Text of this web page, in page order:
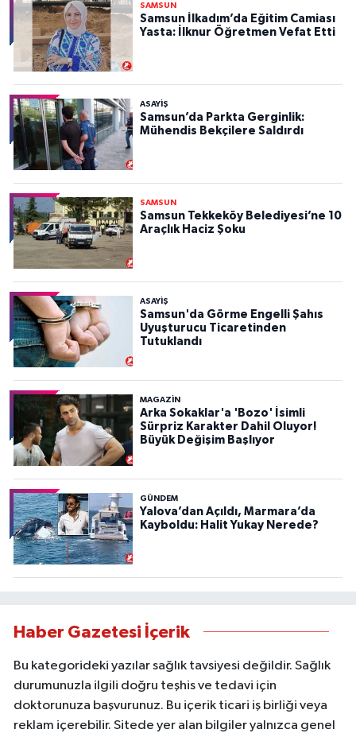
SAMSUN
Samsun İlkadım’da Eğitim Camiası
Yasta: İlknur Öğretmen Vefat Etti
ASAYIŞ
Samsun’da Parkta Gerginlik:
Mühendis Bekçilere Saldırdı
SAMSUN
Samsun Tekkeköy Belediyesi’ne 10
Araçlık Haciz Şoku
ASAYIŞ
Samsun'da Görme Engelli Şahıs
Uyuşturucu Ticaretinden
Tutuklandı
MAGAZİN
Arka Sokaklar'a 'Bozo' İsimli
Sürpriz Karakter Dahil Oluyor!
Büyük Değişim Başlıyor
GÜNDEM
Yalova’dan Açıldı, Marmara’da
Kayboldu: Halit Yukay Nerede?
Haber Gazetesi İçerik
Bu kategorideki yazılar sağlık tavsiyesi değildir. Sağlık
durumunuzla ilgili doğru teşhis ve tedavi için
doktorunuza başvurunuz. Bu içerik ticari iş birliği veya
reklam içerebilir. Sitede yer alan bilgiler yalnızca genel